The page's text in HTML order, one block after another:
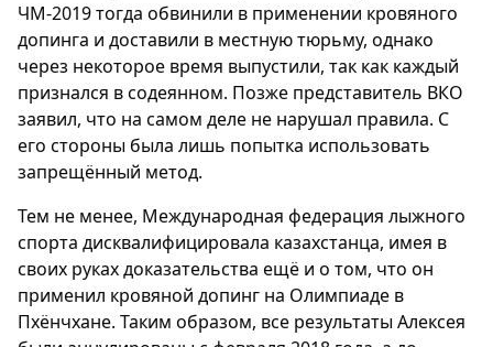
ЧМ-2019 тогда обвинили в применении кровяного
допинга и доставили в местную тюрьму, однако
через некоторое время выпустили, так как каждый
признался в содеянном. Позже представитель ВКО
заявил, что на самом деле не нарушал правила. С
его стороны была лишь попытка использовать
запрещённый метод.
Тем не менее, Международная федерация лыжного
спорта дисквалифицировала казахстанца, имея в
своих руках доказательства ещё и о том, что он
применил кровяной допинг на Олимпиаде в
Пхёнчхане. Таким образом, все результаты Алексея